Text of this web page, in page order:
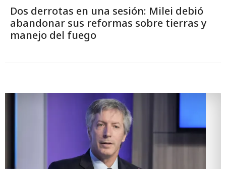
Dos derrotas en una sesión: Milei debió
abandonar sus reformas sobre tierras y
manejo del fuego